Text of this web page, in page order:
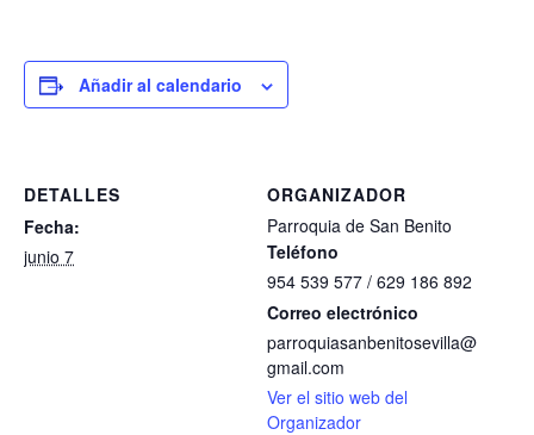
Añadir al calendario
DETALLES
Fecha:
junio 7
ORGANIZADOR
Parroquia de San Benito
Teléfono
954 539 577 / 629 186 892
Correo electrónico
parroquiasanbenitosevilla@
gmail.com
Ver el sitio web del
Organizador